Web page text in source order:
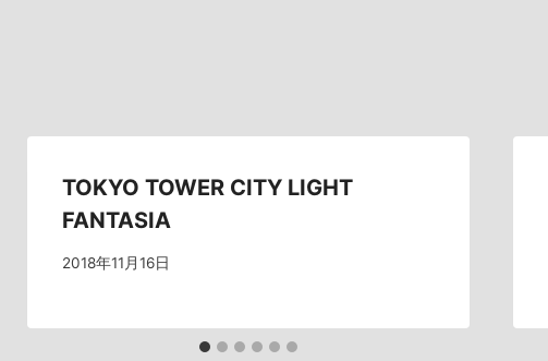
TOKYO TOWER CITY LIGHT
FANTASIA
2018年11月16日